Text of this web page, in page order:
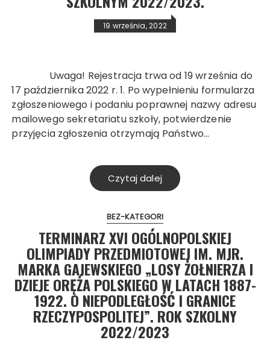
19 września, 2022
Uwaga! Rejestracja trwa od 19 września do
17 października 2022 r. 1. Po wypełnieniu formularza
zgłoszeniowego i podaniu poprawnej nazwy adresu
mailowego sekretariatu szkoły, potwierdzenie
przyjęcia zgłoszenia otrzymają Państwo…
Czytaj dalej
BEZ-KATEGORI
TERMINARZ XVI OGÓLNOPOLSKIEJ
OLIMPIADY PRZEDMIOTOWEJ IM. MJR.
MARKA GAJEWSKIEGO „LOSY ŻOŁNIERZA I
DZIEJE ORĘŻA POLSKIEGO W LATACH 1887-
1922. O NIEPODLEGŁOŚĆ I GRANICE
RZECZYPOSPOLITEJ”. ROK SZKOLNY
2022/2023